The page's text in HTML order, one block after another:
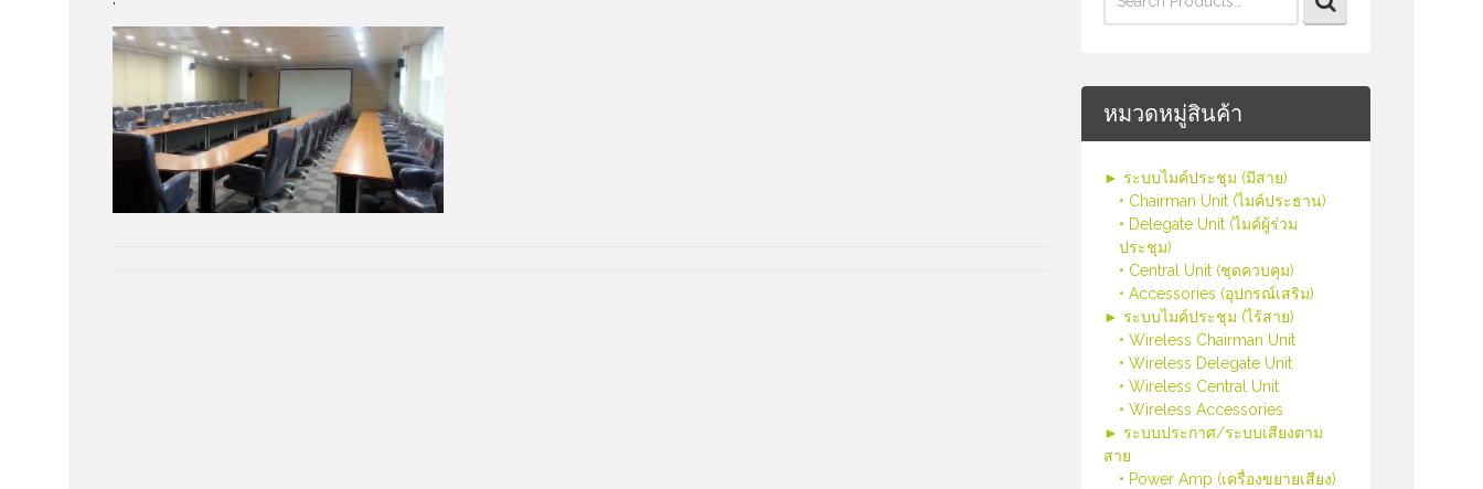
for:
หมวดหมู่สินค้า
► ระบบไมค์ประชุม (มีสาย)
• Chairman Unit (ไมค์ประธาน)
• Delegate Unit (ไมค์ผู้ร่วม
ประชุม)
• Central Unit (ชุดควบคุม)
• Accessories (อุปกรณ์เสริม)
► ระบบไมค์ประชุม (ไร้สาย)
• Wireless Chairman Unit
• Wireless Delegate Unit
• Wireless Central Unit
• Wireless Accessories
► ระบบประกาศ/ระบบเสียงตาม
สาย
• Power Amp (เครื่องขยายเสียง)